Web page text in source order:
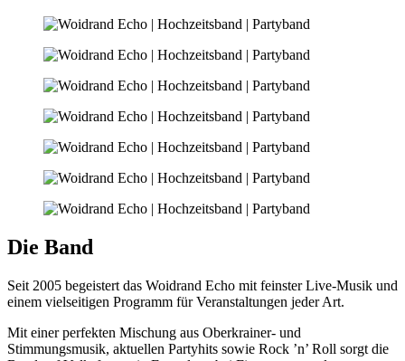
Die Band
Seit 2005 begeistert das Woidrand Echo mit feinster Live-Musik und
einem vielseitigen Programm für Veranstaltungen jeder Art.
Mit einer perfekten Mischung aus Oberkrainer- und
Stimmungsmusik, aktuellen Partyhits sowie Rock ’n’ Roll sorgt die